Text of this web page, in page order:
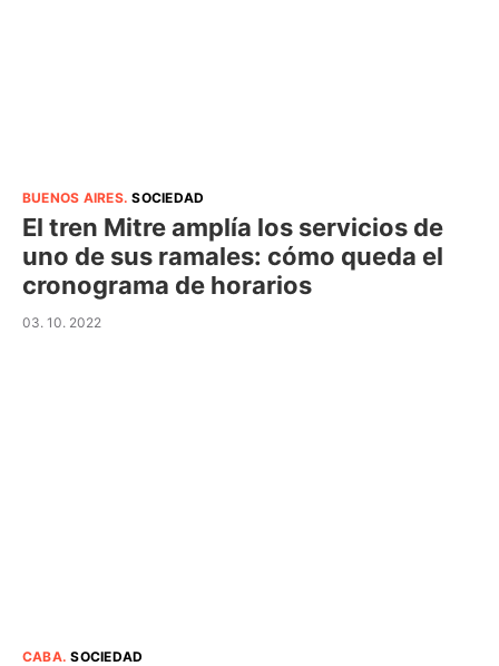
BUENOS AIRES.SOCIEDAD
El tren Mitre amplía los servicios de
uno de sus ramales: cómo queda el
cronograma de horarios
03. 10. 2022
CABA.SOCIEDAD